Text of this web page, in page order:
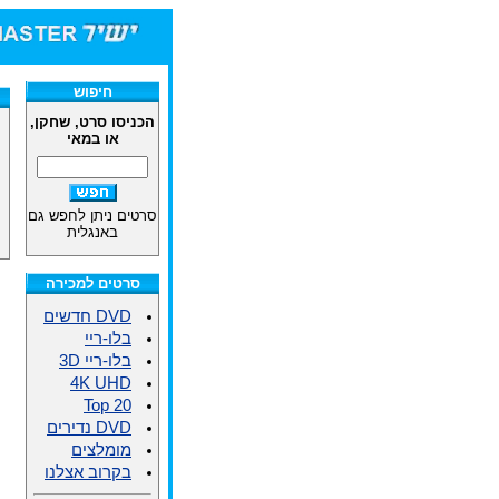
חיפוש
הכניסו סרט, שחקן,
או במאי
סרטים ניתן לחפש גם
באנגלית
סרטים למכירה
DVD חדשים
בלו-ריי
בלו-ריי 3D
4K UHD
Top 20
DVD נדירים
מומלצים
בקרוב אצלנו